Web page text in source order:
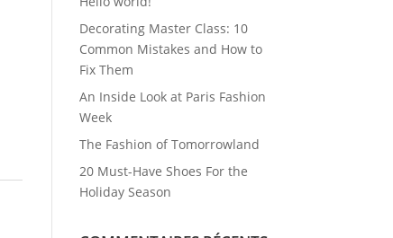
Decorating Master Class: 10
Common Mistakes and How to
Fix Them
An Inside Look at Paris Fashion
Week
The Fashion of Tomorrowland
20 Must-Have Shoes For the
Holiday Season